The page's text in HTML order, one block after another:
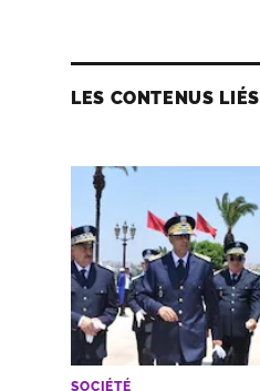
LES CONTENUS LIÉS
SOCIÉTÉ